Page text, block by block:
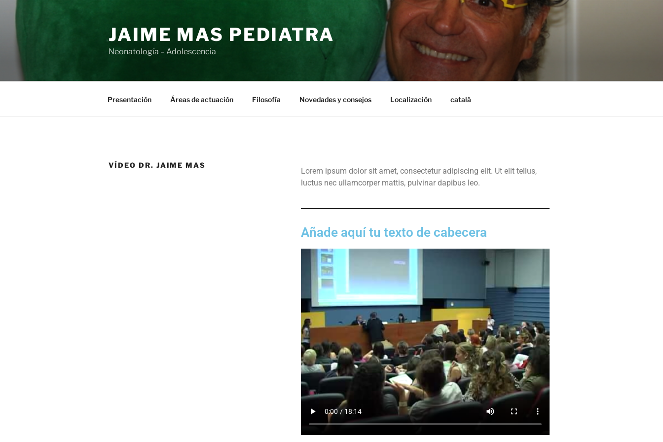
JAIME MAS PEDIATRA
Neonatología – Adolescencia
Presentación Áreas de actuación Filosofía Novedades y consejos Localización català
VÍDEO DR. JAIME MAS
Lorem ipsum dolor sit amet, consectetur adipiscing elit. Ut elit tellus,
luctus nec ullamcorper mattis, pulvinar dapibus leo.
Añade aquí tu texto de cabecera